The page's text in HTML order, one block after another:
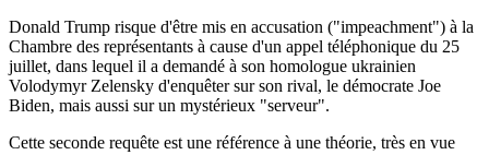
Donald Trump risque d'être mis en accusation ("impeachment") à la
Chambre des représentants à cause d'un appel téléphonique du 25
juillet, dans lequel il a demandé à son homologue ukrainien
Volodymyr Zelensky d'enquêter sur son rival, le démocrate Joe
Biden, mais aussi sur un mystérieux "serveur".
Cette seconde requête est une référence à une théorie, très en vue